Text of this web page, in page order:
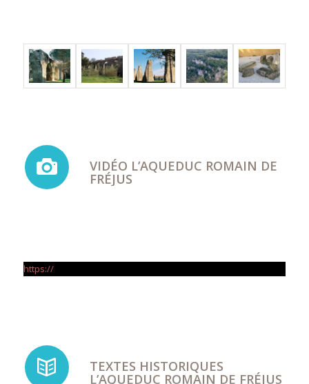
VIDÉO L’AQUEDUC ROMAIN DE
FRÉJUS
https://
TEXTES HISTORIQUES
L’AQUEDUC ROMAIN DE FRÉJUS